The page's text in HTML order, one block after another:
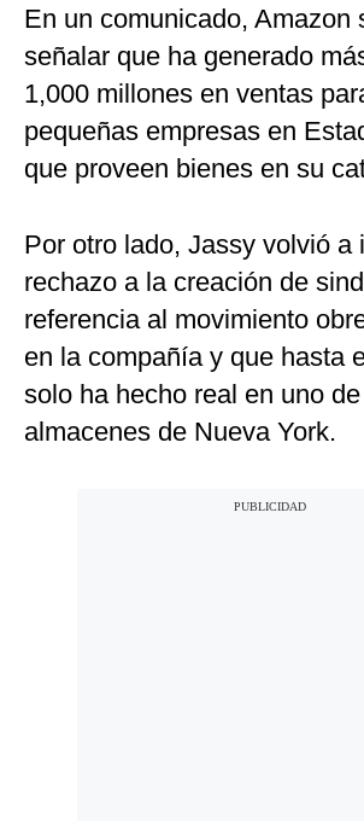
En un comunicado, Amazon
señalar que ha generado
1,000 millones en ventas
pequeñas empresas en
que proveen bienes en su
Por otro lado, Jassy volvió a
rechazo a la creación de
referencia al movimiento
en la compañía y que hasta
solo ha hecho real en uno
almacenes de Nueva York.